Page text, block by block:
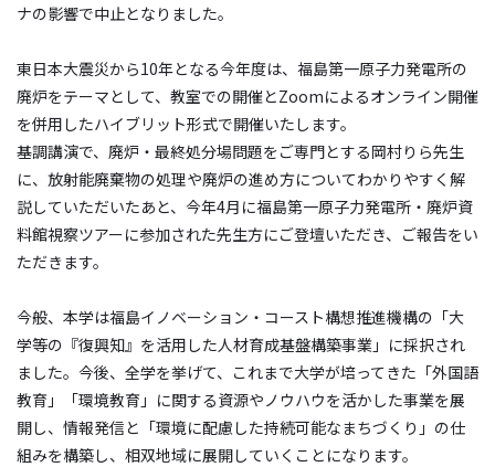
ナの影響で中止となりました。
東日本大震災から10年となる今年度は、福島第一原子力発電所の
廃炉をテーマとして、教室での開催とZoomによるオンライン開催
を併用したハイブリット形式で開催いたします。
基調講演で、廃炉・最終処分場問題をご専門とする岡村りら先生
に、放射能廃棄物の処理や廃炉の進め方についてわかりやすく解
説していただいたあと、今年4月に福島第一原子力発電所・廃炉資
料館視察ツアーに参加された先生方にご登壇いただき、ご報告をい
ただきます。
今般、本学は福島イノベーション・コースト構想推進機構の「大
学等の『復興知』を活用した人材育成基盤構築事業」に採択され
ました。今後、全学を挙げて、これまで大学が培ってきた「外国語
教育」「環境教育」に関する資源やノウハウを活かした事業を展
開し、情報発信と「環境に配慮した持続可能なまちづくり」の仕
組みを構築し、相双地域に展開していくことになります。